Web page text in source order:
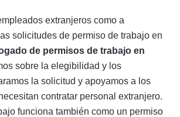
extranjeros como a
solicitudes de permiso de trabajo en
de permisos de trabajo en
sobre la elegibilidad y los
la solicitud y apoyamos a los
contratar personal extranjero.
funciona también como un permiso